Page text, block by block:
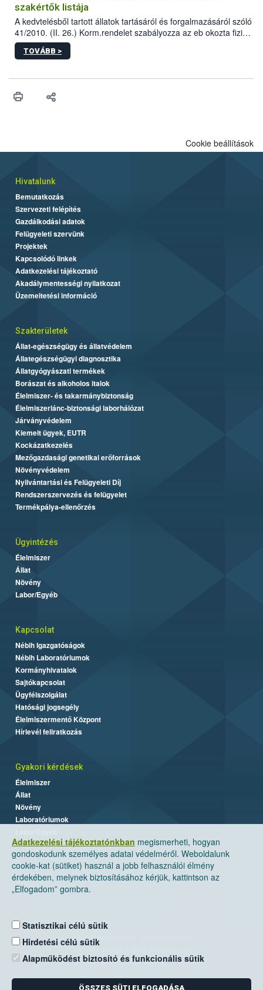
szakértők listája
A kedvtelésből tartott állatok tartásáról és forgalmazásáról szóló
41/2010. (II. 26.) Korm.rendelet szabályozza az eb okozta fizikai
sérülés, illetve ennek veszélye keletkezésekor felmerülő
hatósági feladatokat, valamint a veszélyes eb tartását és annak
vonni az ebek viselkedésének megítélésében jártas szakértőt.
TOVÁBB >
Adatkezelési tájékoztatónkban megismerheti, hogyan
gondoskodunk személyes adatai védelméről. Weboldalunk
cookie-kat (sütiket) használ a jobb felhasználói élmény
érdekében, melynek biztosításához kérjük, kattintson az
„Elfogadom” gombra.
Statisztikai célú sütik
Hirdetési célú sütik
Alapműködést biztosító és funkcionális sütik
ÖSSZES SÜTI ELFOGADÁSA
Cookie beállítások
Hivatalunk
Bemutatkozás
Szervezeti felépítés
Gazdálkodási adatok
Felügyeleti szervünk
Projektek
Kapcsolódó linkek
Adatkezelési tájékoztató
Akadálymentességi nyilatkozat
Üzemeltetési információ
Szakterületek
Állat-egészségügy és állatvédelem
Állategészségügyi diagnosztika
Állatgyógyászati termékek
Borászat és alkoholos italok
Élelmiszer- és takarmánybiztonság
Élelmiszerlánc-biztonsági laborhálózat
Járványvédelem
Kiemelt ügyek, EUTR
Kockázatkezelés
Mezőgazdasági genetikai erőforrások
Növényvédelem
Nyilvántartási és Felügyeleti Díj
Rendszerszervezés és felügyelet
Termékpálya-ellenőrzés
Ügyintézés
Élelmiszer
Állat
Növény
Labor/Egyéb
Kapcsolat
Nébih Igazgatóságok
Nébih Laboratóriumok
Kormányhivatalok
Sajtókapcsolat
Ügyfélszolgálat
Hatósági jogsegély
Élelmiszermentő Központ
Hírlevél feliratkozás
Gyakori kérdések
Élelmiszer
Állat
Növény
Laboratóriumok
Nemzeti Élelmiszerlánc-biztonsági Hivatal
Levelezési cím: 1525 Budapest. Pf. 30.